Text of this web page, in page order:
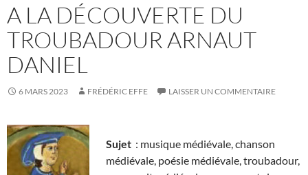
A LA DÉCOUVERTE DU
TROUBADOUR ARNAUT
DANIEL
6 MARS 2023 FRÉDÉRIC EFFE LAISSER UN COMMENTAIRE
Sujet : musique médiévale, chanson
médiévale, poésie médiévale, troubadour,